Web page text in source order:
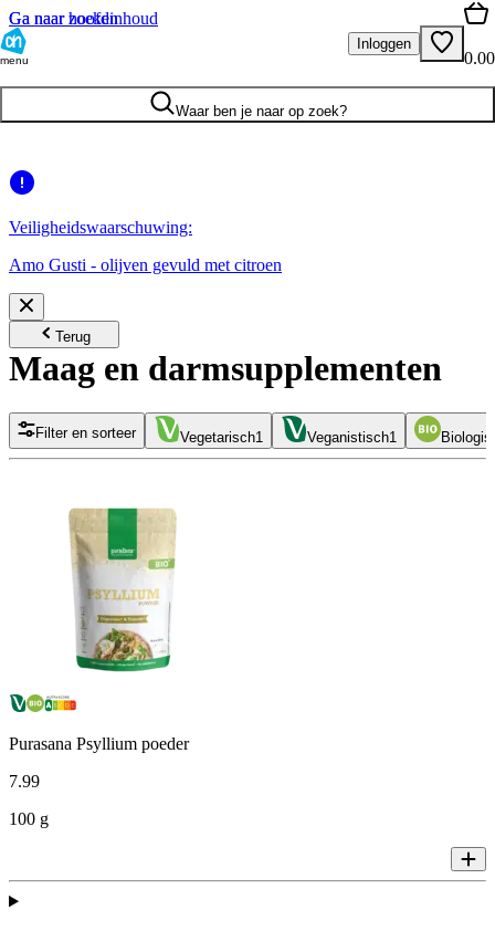
Ga naar hoofdinhoud
Ga naar zoeken
menu
Inloggen
0.00
Waar ben je naar op zoek?
Veiligheidswaarschuwing:
Amo Gusti - olijven gevuld met citroen
Terug
Maag en darmsupplementen
Filter en sorteer Vegetarisch1 Veganistisch1
Purasana Psyllium poeder
7.99
100 g